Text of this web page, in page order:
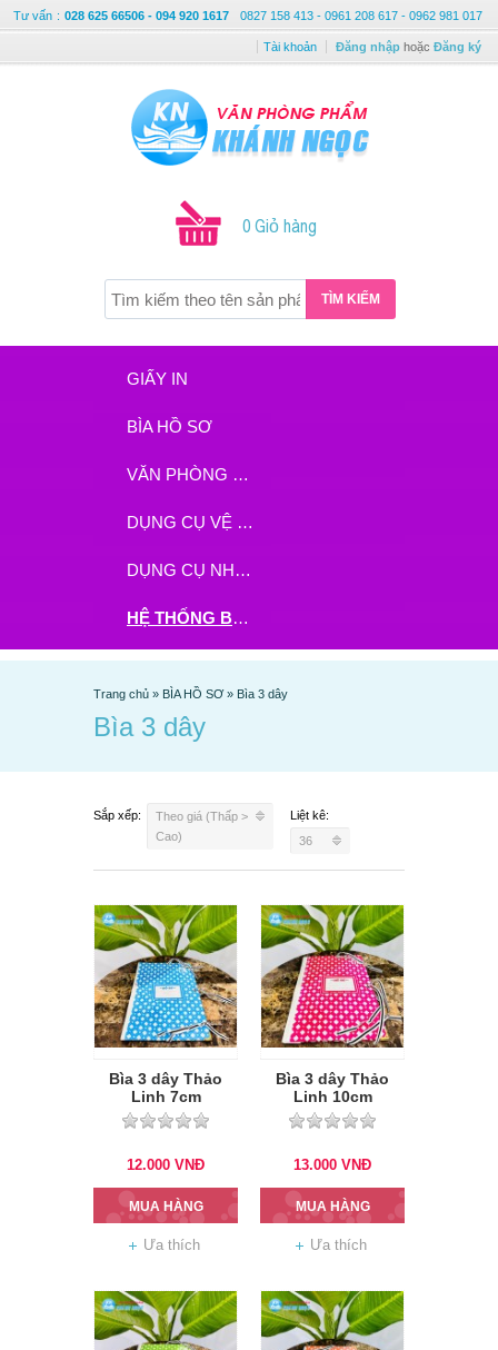
Tư vấn : 028 625 66506 - 094 920 1617 0827 158 413 - 0961 208 617 - 0962 981 017
Tài khoản Đăng nhập hoặc Đăng ký
0 Giỏ hàng
TÌM KIẾM
GIẤY IN
BÌA HỒ SƠ
VĂN PHÒNG PHẨM
DỤNG CỤ VỆ SINH
DỤNG CỤ NHÀ BẾP
HỆ THỐNG BHX - TGDĐ ĐẶT HÀNG TẠI ĐÂY
Trang chủ » BÌA HỒ SƠ » Bìa 3 dây
Bìa 3 dây
Sắp xếp:
Theo giá (Thấp >
Cao)
Liệt kê:
36
Bìa 3 dây Thảo
Linh 7cm
12.000 VNĐ
MUA HÀNG
Ưa thích
Bìa 3 dây Thảo
Linh 10cm
13.000 VNĐ
MUA HÀNG
Ưa thích